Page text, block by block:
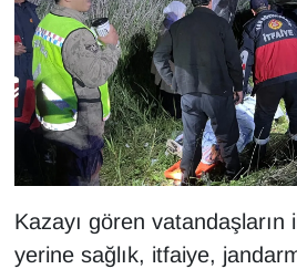
Kazayı gören vatandaşların
yerine sağlık, itfaiye,
MEDYA
ONE EKONOMİ
POLİTİKA
Resmi İlanlar
RÖPORTAJ